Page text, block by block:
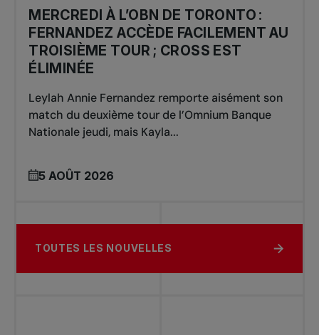
MERCREDI À L’OBN DE TORONTO :
FERNANDEZ ACCÈDE FACILEMENT AU
TROISIÈME TOUR ; CROSS EST
ÉLIMINÉE
Leylah Annie Fernandez remporte aisément son
match du deuxième tour de l’Omnium Banque
Nationale jeudi, mais Kayla...
5 AOÛT 2026
TOUTES LES NOUVELLES